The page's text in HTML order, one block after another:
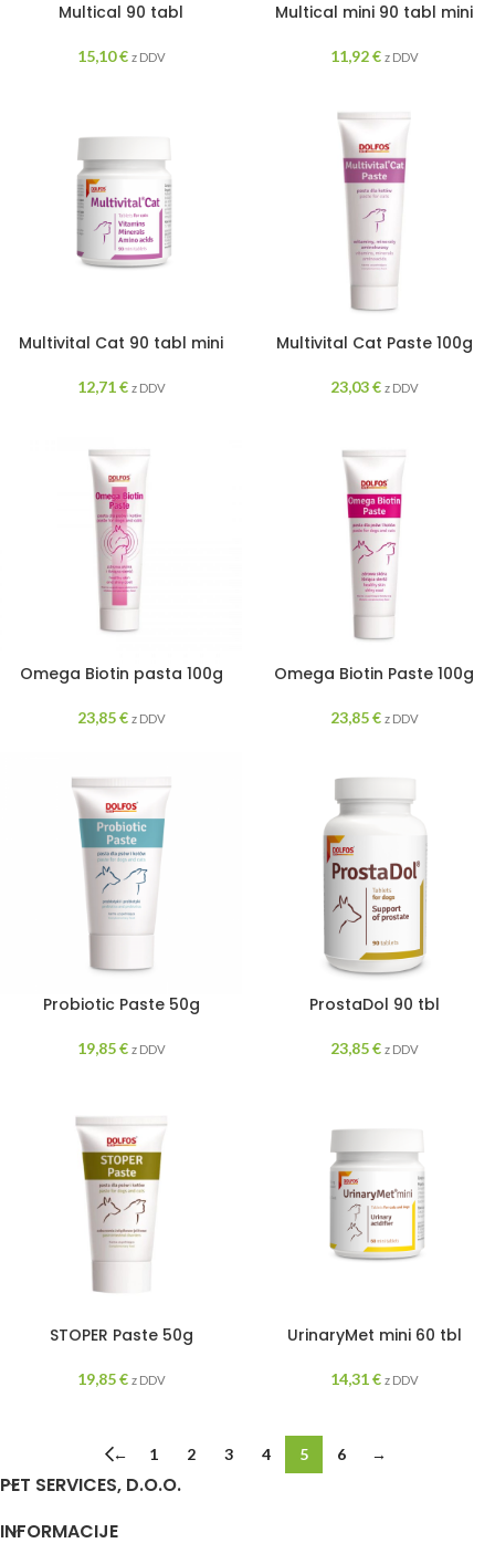
Multical 90 tabl
15,10€ z DDV
Multical mini 90 tabl mini
11,92€ z DDV
Multivital Cat 90 tabl mini
12,71€ z DDV
Multivital Cat Paste 100g
23,03€ z DDV
Omega Biotin pasta 100g
23,85€ z DDV
Omega Biotin Paste 100g
23,85€ z DDV
Probiotic Paste 50g
19,85€ z DDV
ProstaDol 90 tbl
23,85€ z DDV
STOPER Paste 50g
19,85€ z DDV
UrinaryMet mini 60 tbl
14,31€ z DDV
← 1 2 3 4 5 6 →
PET SERVICES, D.O.O.
INFORMACIJE